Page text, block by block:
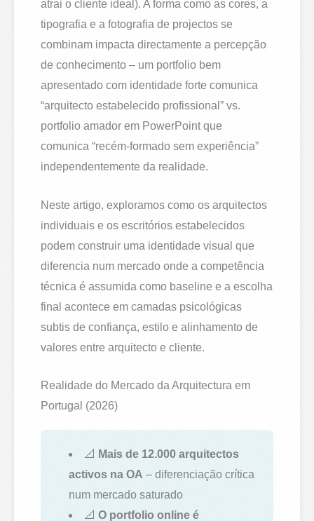
atrai o cliente ideal). A forma como as cores, a
tipografia e a fotografia de projectos se
combinam impacta directamente a percepção
de conhecimento – um portfolio bem
apresentado com identidade forte comunica
“arquitecto estabelecido profissional” vs.
portfolio amador em PowerPoint que
comunica “recém-formado sem experiência”
independentemente da realidade.
Neste artigo, exploramos como os arquitectos
individuais e os escritórios estabelecidos
podem construir uma identidade visual que
diferencia num mercado onde a competência
técnica é assumida como baseline e a escolha
final acontece em camadas psicológicas
subtis de confiança, estilo e alinhamento de
valores entre arquitecto e cliente.
Realidade do Mercado da Arquitectura em
Portugal (2026)
📐 Mais de 12.000 arquitectos
activos na OA – diferenciação crítica
num mercado saturado
📐O portfolio online é